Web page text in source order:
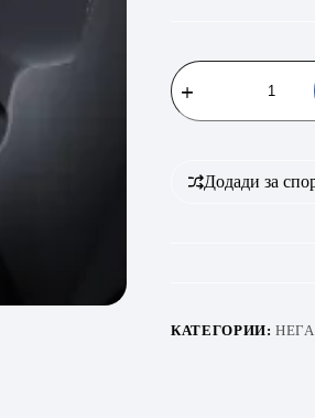
TESLA
DRH200BT
количина
Додади за
КАТЕГОРИИ: